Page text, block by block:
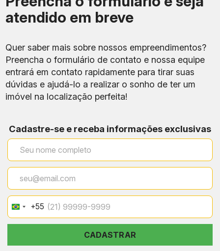
atendido em breve
Quer saber mais sobre nossos empreendimentos?
Preencha o formulário de contato e nossa equipe
entrará em contato rapidamente para tirar suas
dúvidas e ajudá-lo a realizar o sonho de ter um
imóvel na localização perfeita!
Cadastre-se e receba informações exclusivas
Brazil
+55
+55
CADASTRAR